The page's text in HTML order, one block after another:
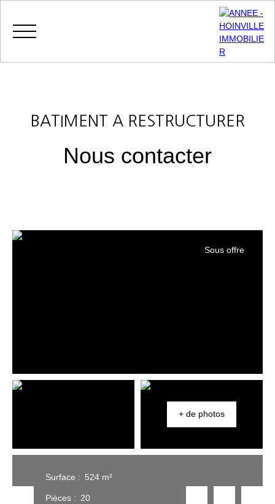
BATIMENT A RESTRUCTURER
Nous contacter
Sous offre
+ de photos
Surface : 524 m²
Pièces : 20